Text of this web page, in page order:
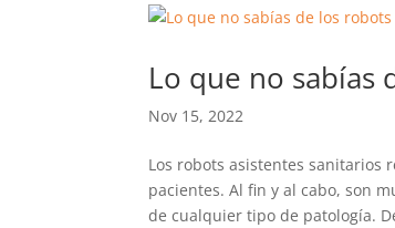
Lo que no sabías
Nov 15, 2022
Los robots asistentes sanitarios
pacientes. Al fin y al cabo, son
de cualquier tipo de patología.